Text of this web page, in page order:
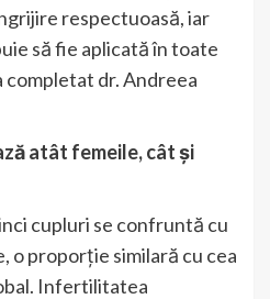
respectuoasă, iar
să fie aplicată în toate
completat dr. Andreea
atât femeile, cât și
cupluri se confruntă cu
o proporție similară cu cea
Infertilitatea